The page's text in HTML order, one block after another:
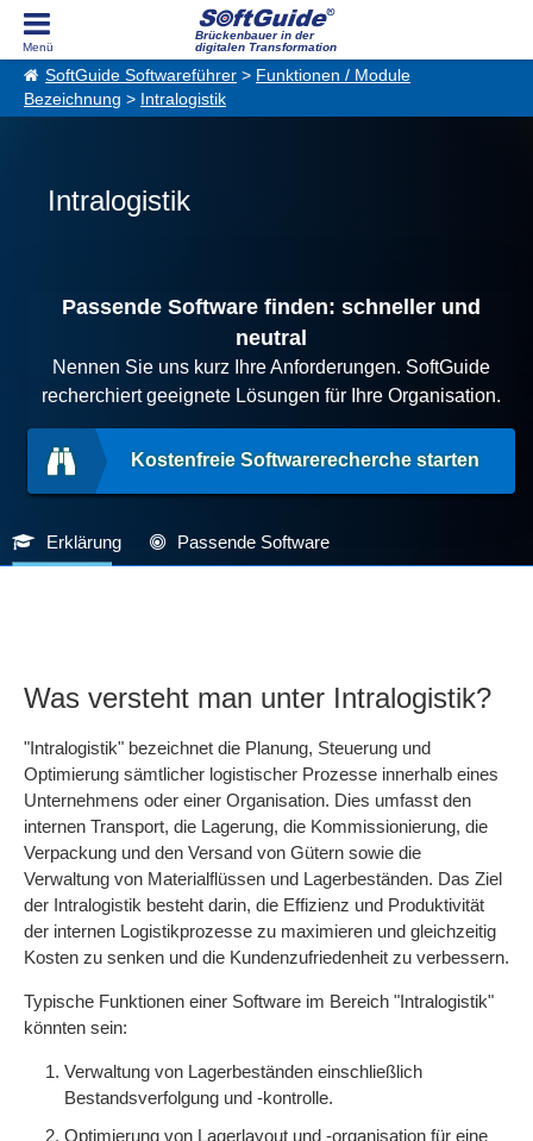
Brückenbauer in der
digitalen Transformation
SoftGuide Softwareführer > Funktionen / Module
Bezeichnung > Intralogistik
Intralogistik
Passende Software finden: schneller und
neutral
Nennen Sie uns kurz Ihre Anforderungen. SoftGuide
recherchiert geeignete Lösungen für Ihre Organisation.
Kostenfreie Softwarerecherche starten
Erklärung Passende Software
Was versteht man unter Intralogistik?
"Intralogistik" bezeichnet die Planung, Steuerung und
Optimierung sämtlicher logistischer Prozesse innerhalb eines
Unternehmens oder einer Organisation. Dies umfasst den
internen Transport, die Lagerung, die Kommissionierung, die
Verpackung und den Versand von Gütern sowie die
Verwaltung von Materialflüssen und Lagerbeständen. Das Ziel
der Intralogistik besteht darin, die Effizienz und Produktivität
der internen Logistikprozesse zu maximieren und gleichzeitig
Kosten zu senken und die Kundenzufriedenheit zu verbessern.
Typische Funktionen einer Software im Bereich "Intralogistik"
könnten sein:
Verwaltung von Lagerbeständen einschließlich
Bestandsverfolgung und -kontrolle.
Optimierung von Lagerlayout und -organisation für eine